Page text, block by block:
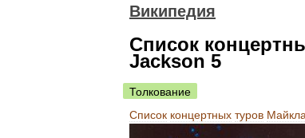
Википедия
Список
Jackson 5
Толкование
Список концертных туров Майкла